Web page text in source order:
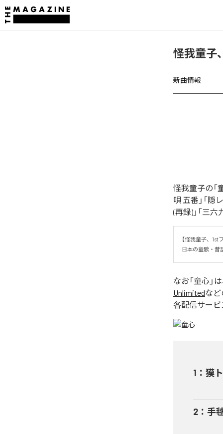
怪我童子
新曲情報
怪我童子の「
唄 五番」「隠
(再録)」「三
【怪我童子、1st
日本の童歌・昔
なお「童心 」
Unlimitedな
各配信サービ
1 ： 獏
2 ： 手